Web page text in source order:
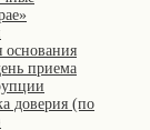
основания
приема
доверия (по